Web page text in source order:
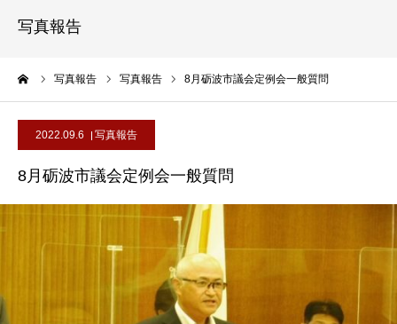
写真報告
写真報告 写真報告 8月砺波市議会定例会一般質問
2022.09.6 写真報告
8月砺波市議会定例会一般質問